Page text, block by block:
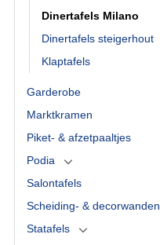
Dinertafels Milano
Dinertafels steigerhout
Klaptafels
Garderobe
Marktkramen
Piket- & afzetpaaltjes
Podia
Salontafels
Scheiding- & decorwanden
Statafels